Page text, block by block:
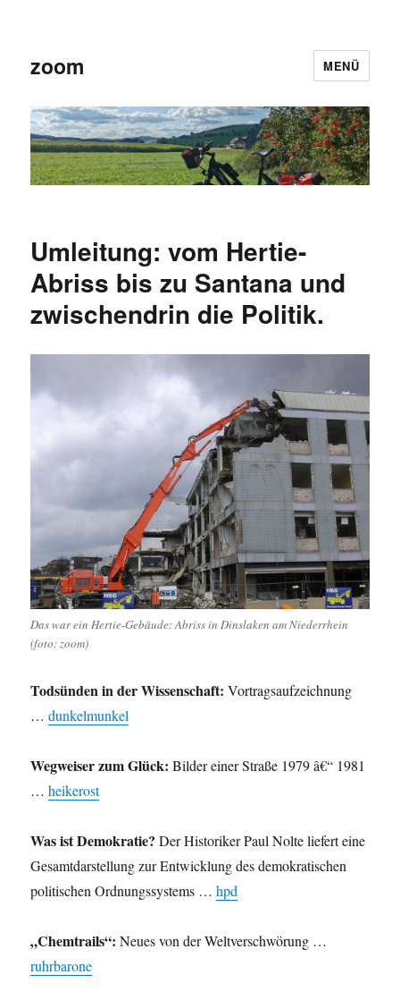
zoom MENÜ
Umleitung: vom Hertie-
Abriss bis zu Santana und
zwischendrin die Politik.
Das war ein Hertie-Gebäude: Abriss in Dinslaken am Niederrhein
(foto: zoom)
Todsünden in der Wissenschaft: Vortragsaufzeichnung
…dunkelmunkel
Wegweiser zum Glück: Bilder einer Straße 1979 â€“ 1981
…heikerost
Was ist Demokratie? Der Historiker Paul Nolte liefert eine
Gesamtdarstellung zur Entwicklung des demokratischen
politischen Ordnungssystems …hpd
„Chemtrails“: Neues von der Weltverschwörung …
ruhrbarone